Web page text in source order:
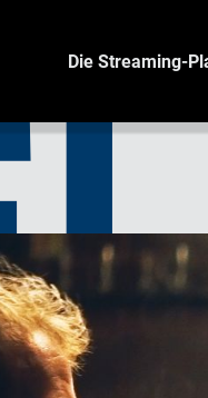
Die Streaming-